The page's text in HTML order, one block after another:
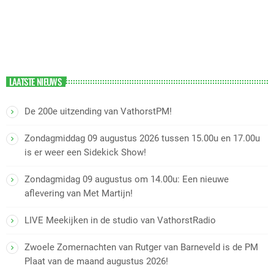
LAATSTE NIEUWS
De 200e uitzending van VathorstPM!
Zondagmiddag 09 augustus 2026 tussen 15.00u en 17.00u
is er weer een Sidekick Show!
Zondagmidag 09 augustus om 14.00u: Een nieuwe
aflevering van Met Martijn!
LIVE Meekijken in de studio van VathorstRadio
Zwoele Zomernachten van Rutger van Barneveld is de PM
Plaat van de maand augustus 2026!